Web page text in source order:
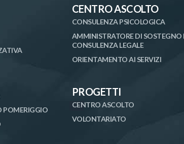
POMERIGGIO
CENTRO ASCOLTO
CONSULENZA PSICOLOGICA
AMMINISTRATORE DI SOSTEGNO
CONSULENZA LEGALE
ORIENTAMENTO AI SERVIZI
PROGETTI
CENTRO ASCOLTO
VOLONTARIATO